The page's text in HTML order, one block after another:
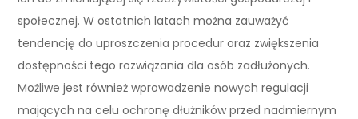
społecznej. W ostatnich latach można zauważyć
tendencję do uproszczenia procedur oraz zwiększenia
dostępności tego rozwiązania dla osób zadłużonych.
Możliwe jest również wprowadzenie nowych regulacji
mających na celu ochronę dłużników przed nadmiernym